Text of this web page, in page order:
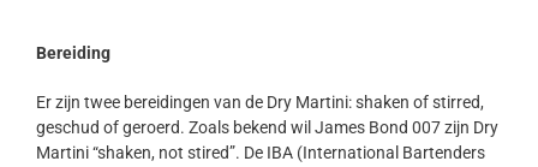
Bereiding
Er zijn twee bereidingen van de Dry Martini: shaken of stirred,
geschud of geroerd. Zoals bekend wil James Bond 007 zijn Dry
Martini “shaken, not stired”. De IBA (International Bartenders